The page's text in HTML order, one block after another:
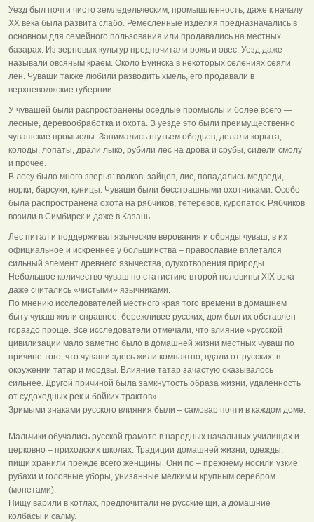
Уезд был почти чисто земледельческим, промышленность, даже к началу
ХХ века была развита слабо. Ремесленные изделия предназначались в
основном для семейного пользования или продавались на местных
базарах. Из зерновых культур предпочитали рожь и овес. Уезд даже
называли овсяным краем. Около Буинска в некоторых селениях сеяли
лен. Чуваши также любили разводить хмель, его продавали в
верхневолжские губернии.
У чувашей были распространены оседлые промыслы и более всего —
лесные, деревообработка и охота. В уезде это были преимущественно
чувашские промыслы. Занимались гнутьем ободьев, делали корыта,
колоды, лопаты, драли лыко, рубили лес на дрова и срубы, сидели смолу
и прочее.
В лесу было много зверья: волков, зайцев, лис, попадались медведи,
норки, барсуки, куницы. Чуваши были бесстрашными охотниками. Особо
была распространена охота на рябчиков, тетеревов, куропаток. Рябчиков
возили в Симбирск и даже в Казань.
Лес питал и поддерживал языческие верования и обряды чуваш; в их
официальное и искреннее у большинства – православие вплетался
сильный элемент древнего язычества, одухотворения природы.
Небольшое количество чуваш по статистике второй половины ХIХ века
даже считались «чистыми» язычниками.
По мнению исследователей местного края того времени в домашнем
быту чуваш жили справнее, бережливее русских, дом был их обставлен
гораздо проще. Все исследователи отмечали, что влияние «русской
цивилизации мало заметно было в домашней жизни местных чуваш по
причине того, что чуваши здесь жили компактно, вдали от русских, в
окружении татар и мордвы. Влияние татар зачастую оказывалось
сильнее. Другой причиной была замкнутость образа жизни, удаленность
от судоходных рек и бойких трактов».
Зримыми знаками русского влияния были – самовар почти в каждом доме.
Мальчики обучались русской грамоте в народных начальных училищах и
церковно – приходских школах. Традиции домашней жизни, одежды,
пищи хранили прежде всего женщины. Они по – прежнему носили узкие
рубахи и головные уборы, унизанные мелким и крупным серебром
(монетами).
Пищу варили в котлах, предпочитали не русские щи, а домашние
колбасы и салму.